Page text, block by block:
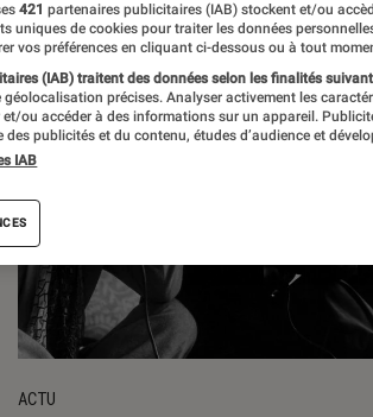
ACTU
421 partenaires publicitaires (IAB) stockent et/ou
uniques de cookies pour traiter les données
vos préférences en cliquant ci-dessous ou à tout
(IAB) traitent des données selon les finalités
géolocalisation précises. Analyser activement les
et/ou accéder à des informations sur un appareil.
des publicités et du contenu, études d’audience et
IAB